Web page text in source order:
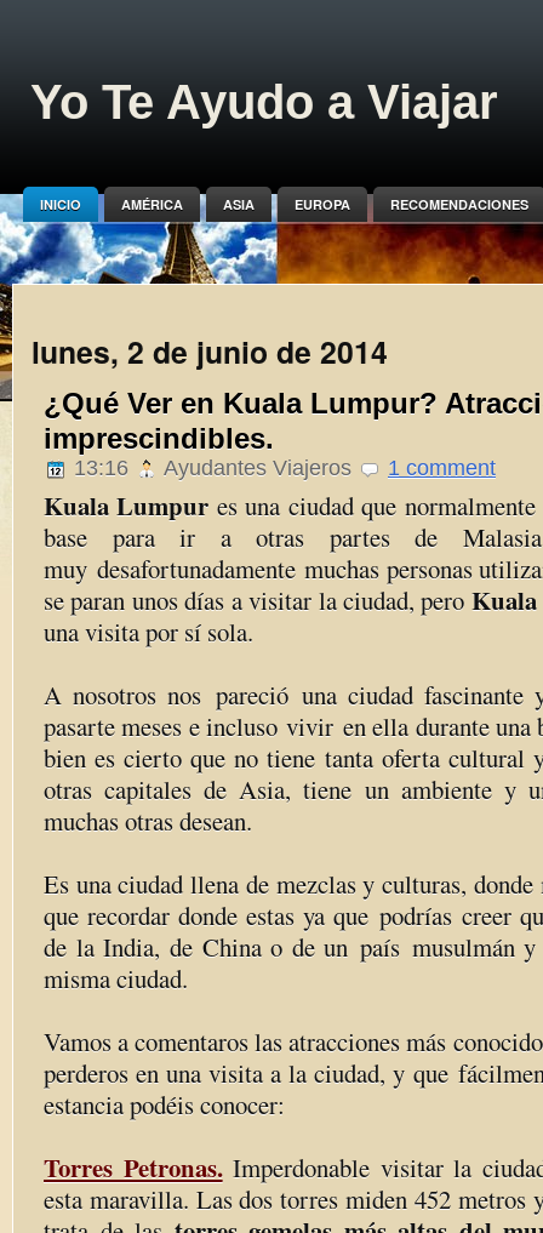
Yo Te Ayudo a Viajar
INICIO AMÉRICA ASIA EUROPA RECOMENDACIONES
lunes, 2 de junio de 2014
¿Qué Ver en Kuala Lumpur?
imprescindibles.
13:16 Ayudantes Viajeros 1 comment
Kuala Lumpur es una ciudad que
base para ir a otras partes de
muy desafortunadamente muchas personas
se paran unos días a visitar la ciudad, pero
una visita por sí sola.
A nosotros nos pareció una ciudad fascinante
pasarte meses e incluso vivir en ella durante una
bien es cierto que no tiene tanta oferta cultural
otras capitales de Asia, tiene un ambiente y
muchas otras desean.
Es una ciudad llena de mezclas y culturas, donde
que recordar donde estas ya que podrías creer
de la India, de China o de un país musulmán
misma ciudad.
Vamos a comentaros las atracciones más
perderos en una visita a la ciudad, y que
estancia podéis conocer:
Torres Petronas. Imperdonable visitar la
esta maravilla. Las dos torres miden 452 metros